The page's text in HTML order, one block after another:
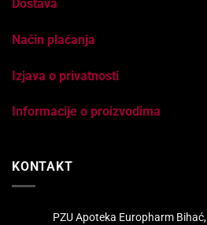
Dostava
Način plaćanja
Izjava o privatnosti
Informacije o proizvodima
KONTAKT
PZU Apoteka Europharm Bihać,